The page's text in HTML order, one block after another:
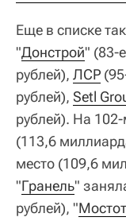
Еще в списке
"Донстрой" (83-
рублей), ЛСР
рублей), Setl
рублей). На
(113,6
место (109,6
"Гранель"
рублей), "